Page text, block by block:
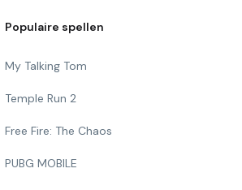
Populaire spellen
My Talking Tom
Temple Run 2
Free Fire: The Chaos
PUBG MOBILE